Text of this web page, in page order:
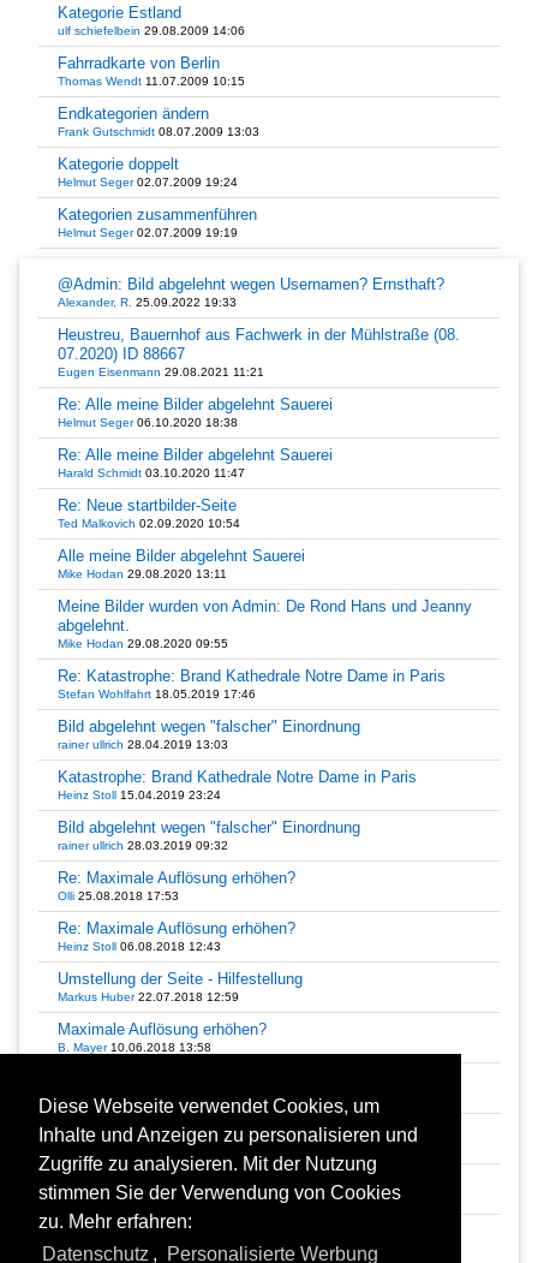
Kategorie Estland
ulf schiefelbein 29.08.2009 14:06
Fahrradkarte von Berlin
Thomas Wendt 11.07.2009 10:15
Endkategorien ändern
Frank Gutschmidt 08.07.2009 13:03
Kategorie doppelt
Helmut Seger02.07.2009 19:24
Kategorien zusammenführen
Helmut Seger02.07.2009 19:19
@Admin: Bild abgelehnt wegen Usernamen? Ernsthaft?
Alexander, R. 25.09.2022 19:33
Heustreu, Bauernhof aus Fachwerk in der Mühlstraße (08.
07.2020) ID 88667
Eugen Eisenmann 29.08.2021 11:21
Re: Alle meine Bilder abgelehnt Sauerei
Helmut Seger06.10.2020 18:38
Re: Alle meine Bilder abgelehnt Sauerei
Harald Schmidt 03.10.2020 11:47
Re: Neue startbilder-Seite
Ted Malkovich 02.09.2020 10:54
Alle meine Bilder abgelehnt Sauerei
Mike Hodan 29.08.2020 13:11
Meine Bilder wurden von Admin: De Rond Hans und Jeanny
abgelehnt.
Mike Hodan 29.08.2020 09:55
Re: Katastrophe: Brand Kathedrale Notre Dame in Paris
Stefan Wohlfahrt 18.05.2019 17:46
Bild abgelehnt wegen "falscher" Einordnung
rainer ullrich 28.04.2019 13:03
Katastrophe: Brand Kathedrale Notre Dame in Paris
Heinz Stoll 15.04.2019 23:24
Bild abgelehnt wegen "falscher" Einordnung
rainer ullrich 28.03.2019 09:32
Re: Maximale Auflösung erhöhen?
Olli 25.08.2018 17:53
Re: Maximale Auflösung erhöhen?
Heinz Stoll 06.08.2018 12:43
Umstellung der Seite - Hilfestellung
Markus Huber22.07.2018 12:59
Maximale Auflösung erhöhen?
B. Mayer10.06.2018 13:58
Jack Jones 11.02.2018 00:46
Alles Gute im 2018
03.01.2018 01:26
Re: Landkarte zum Foto
Helmut Seger10.10.2017 09:23
Re: Landkarte zum Foto
Thomas Wendt05.10.2017 09:56
Diese Webseite verwendet Cookies, um
Inhalte und Anzeigen zu personalisieren und
Zugriffe zu analysieren. Mit der Nutzung
stimmen Sie der Verwendung von Cookies
zu. Mehr erfahren:
Datenschutz , Personalisierte Werbung